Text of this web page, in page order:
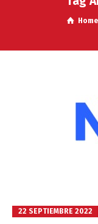
Home
22 SEPTIEMBRE 2022